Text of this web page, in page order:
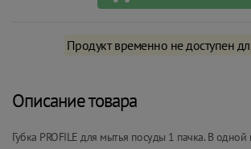
Продукт временно не доступен
Описание товара
Губка PROFILE для мытья посуды 1 пачка. В одной